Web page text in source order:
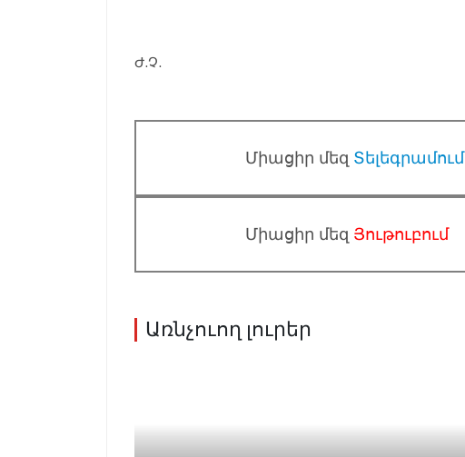
Ժ.Չ.
Միացիր մեզ Տելեգրամում
Միացիր մեզ Յութուբում
Առնչուող լուրեր